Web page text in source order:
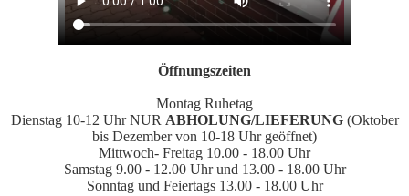
Öffnungszeiten
Montag Ruhetag
Dienstag 10-12 Uhr NUR ABHOLUNG/LIEFERUNG(Oktober
bis Dezember von 10-18 Uhr geöffnet)
Mittwoch- Freitag 10.00 - 18.00 Uhr
Samstag 9.00 - 12.00 Uhr und 13.00 - 18.00 Uhr
Sonntag und Feiertags 13.00 - 18.00 Uhr